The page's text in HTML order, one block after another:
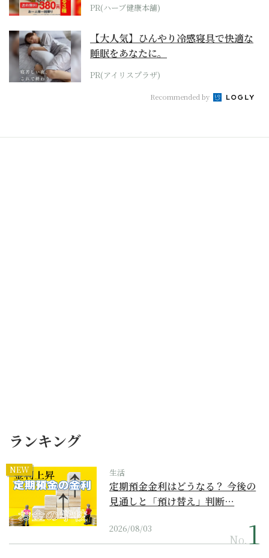
PR(ハーブ健康本舗)
【大人気】ひんやり冷感寝具で快適な
睡眠をあなたに。
PR(アイリスプラザ)
Recommended by
ランキング
NEW 生活
定期預金金利はどうなる？ 今後の
見通しと「預け替え」判断…
2026/08/03
No.